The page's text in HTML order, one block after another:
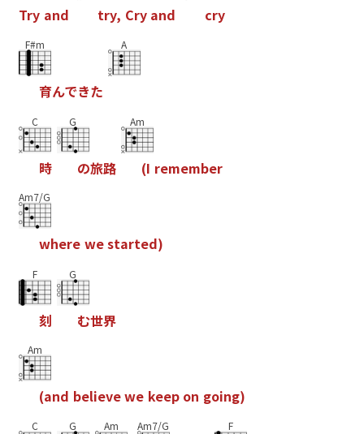
Try and try, Cry and cry
F#m
育んできた
A
C
時
G
の旅路
Am
(I remember
Am7/G
where westarted)
F
刻
G
む世界
Am
(and believewe keep on going)
C G Am Am7/G F